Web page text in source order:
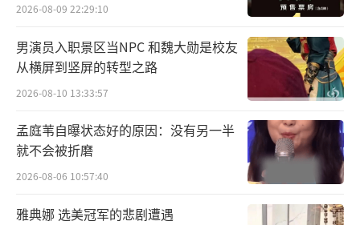
沉浸式体验玩法精彩 内容与社交的融合
活动现场布置成了梦幻主题场景，以“游
园会”为概念，结合“中央车站”的场地特
色，加之T型延伸舞台与地屏设计，炫酷灯光和
舞台装置营造的震撼视听盛宴，为观众打造了
别具一格的沉浸式体验。
2026-08-09 22:29:10
男演员入职景区当NPC 和魏大勋是校友
从横屏到竖屏的转型之路
2026-08-10 13:33:57
孟庭苇自曝状态好的原因：没有另一半
就不会被折磨
2026-08-06 10:57:40
雅典娜 选美冠军的悲剧遭遇